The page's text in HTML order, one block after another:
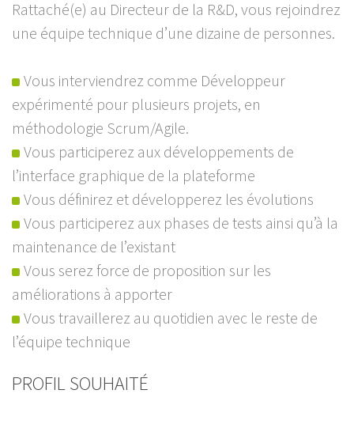
Rattaché(e) au Directeur de la R&D, vous rejoindrez
une équipe technique d’une dizaine de personnes.
Vous interviendrez comme Développeur
expérimenté pour plusieurs projets, en
méthodologie Scrum/Agile.
Vous participerez aux développements de
l’interface graphique de la plateforme
Vous définirez et développerez les évolutions
Vous participerez aux phases de tests ainsi qu’à la
maintenance de l’existant
Vous serez force de proposition sur les
améliorations à apporter
Vous travaillerez au quotidien avec le reste de
l’équipe technique
PROFIL SOUHAITÉ